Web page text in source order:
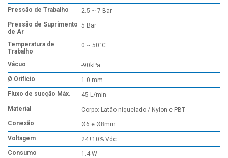
Pressão de Trabalho
2.5 ~ 7 Bar
Pressão de Suprimento
de Ar
5 Bar
Temperatura de
Trabalho
0 ~ 50°C
Vácuo
-90kPa
Ø Orifício
1.0 mm
Fluxo de sucção Máx.
45 L/min
Material
Corpo: Latão niquelado / Nylon e PBT
Conexão
Ø6 e Ø8mm
Voltagem
24±10% Vdc
Consumo
1.4 W